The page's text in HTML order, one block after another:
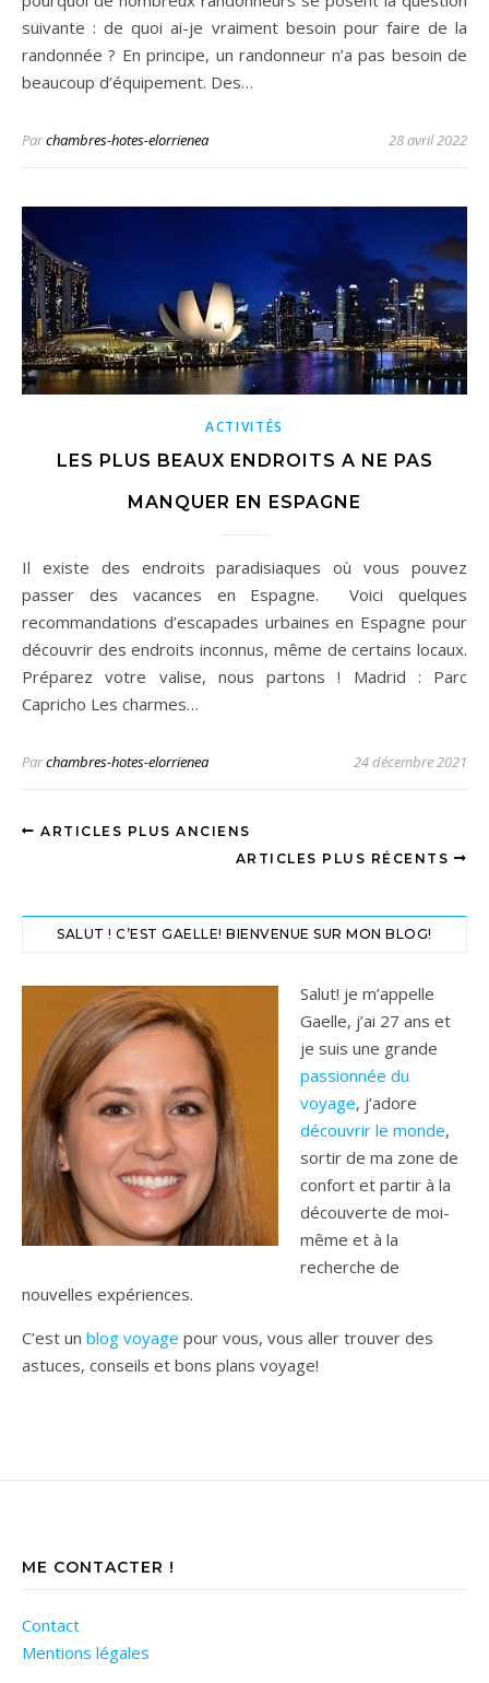
suivante : de quoi ai-je vraiment besoin pour faire de la
randonnée ? En principe, un randonneur n’a pas besoin de
beaucoup d’équipement. Des…
Parchambres-hotes-elorrienea 28 avril 2022
ACTIVITÉS
LES PLUS BEAUX ENDROITS A NE PAS
MANQUER EN ESPAGNE
Il existe des endroits paradisiaques où vous pouvez
passer des vacances en Espagne. Voici quelques
recommandations d’escapades urbaines en Espagne pour
découvrir des endroits inconnus, même de certains locaux.
Préparez votre valise, nous partons ! Madrid : Parc
Capricho Les charmes…
Parchambres-hotes-elorrienea 24 décembre 2021
ARTICLES PLUS ANCIENS
ARTICLES PLUS RÉCENTS
SALUT ! C’EST GAELLE! BIENVENUE SUR MON BLOG!
Salut! je m’appelle
Gaelle, j’ai 27 ans et
je suis une grande
passionnée du
voyage, j’adore
découvrir le monde,
sortir de ma zone de
confort et partir à la
découverte de moi-
même et à la
recherche de
nouvelles expériences.
C’est un blog voyage pour vous, vous aller trouver des
astuces, conseils et bons plans voyage!
ME CONTACTER !
Contact
Mentions légales